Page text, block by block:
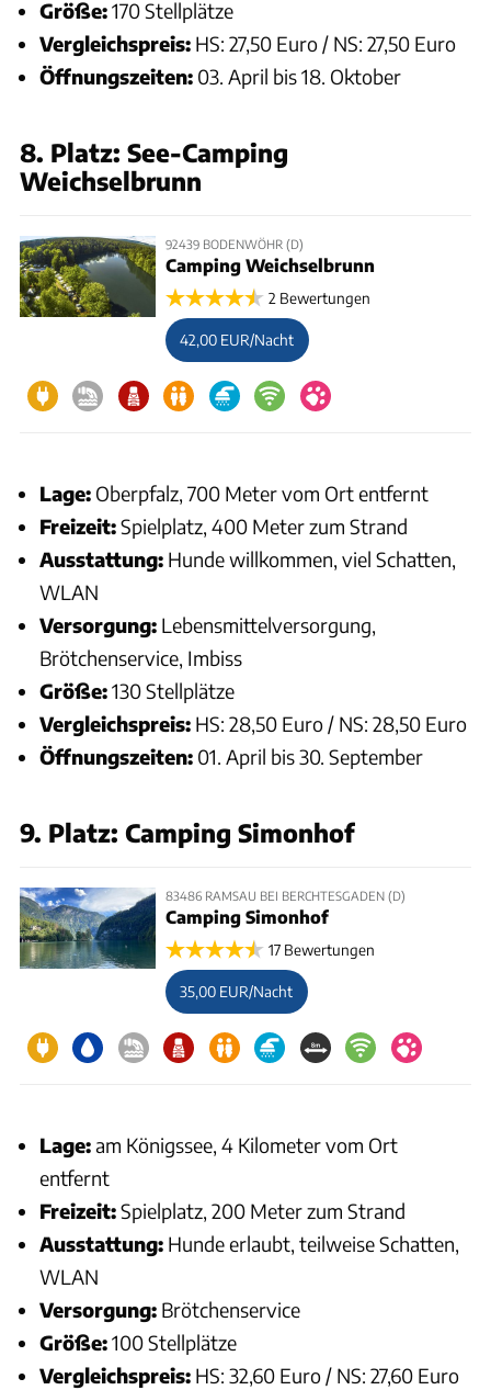
Größe:170 Stellplätze
Vergleichspreis: HS: 27,50 Euro / NS: 27,50 Euro
Öffnungszeiten: 03. April bis 18. Oktober
8. Platz: See-Camping
Weichselbrunn
92439 BODENWÖHR (D)
Camping Weichselbrunn
2 Bewertungen
42,00 EUR/Nacht
Lage: Oberpfalz, 700 Meter vom Ort entfernt
Freizeit:Spielplatz, 400 Meter zum Strand
Ausstattung: Hunde willkommen, viel Schatten,
WLAN
Versorgung: Lebensmittelversorgung,
Brötchenservice, Imbiss
Größe:130 Stellplätze
Vergleichspreis: HS: 28,50 Euro / NS: 28,50 Euro
Öffnungszeiten: 01. April bis 30. September
9. Platz: Camping Simonhof
83486 RAMSAU BEI BERCHTESGADEN (D)
Camping Simonhof
17 Bewertungen
35,00 EUR/Nacht
Lage:am Königssee, 4 Kilometer vom Ort
entfernt
Freizeit:Spielplatz, 200 Meter zum Strand
Ausstattung: Hunde erlaubt, teilweise Schatten,
WLAN
Versorgung: Brötchenservice
Größe:100 Stellplätze
Vergleichspreis: HS: 32,60 Euro / NS: 27,60 Euro